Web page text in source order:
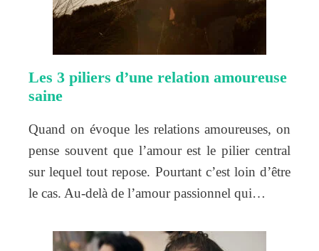
Les 3 piliers d’une relation amoureuse
saine
Quand on évoque les relations amoureuses, on
pense souvent que l’amour est le pilier central
sur lequel tout repose. Pourtant c’est loin d’être
le cas. Au-delà de l’amour passionnel qui…